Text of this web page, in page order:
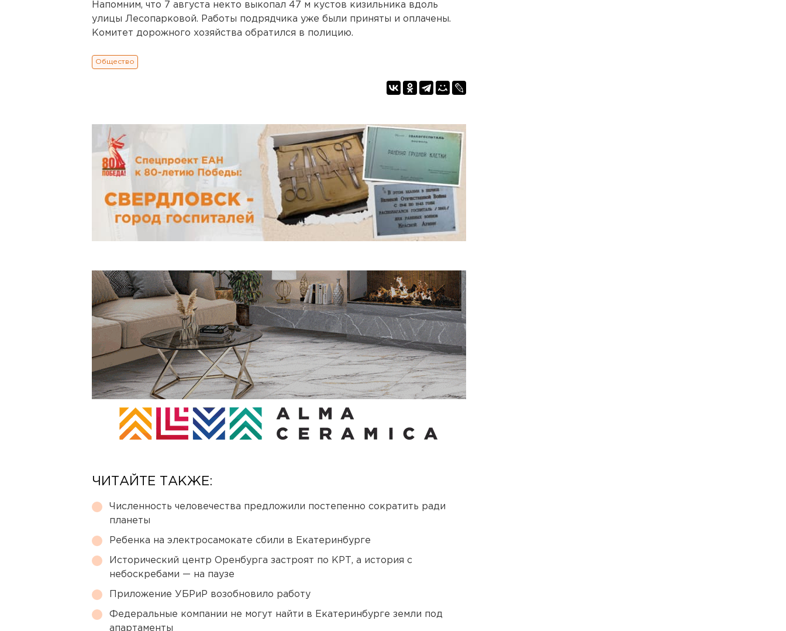
Напомним, что 7 августа некто выкопал 47 м кустов кизильника вдоль
улицы Лесопарковой. Работы подрядчика уже были приняты и оплачены.
Комитет дорожного хозяйства обратился в полицию.
Общество
ЧИТАЙТЕ ТАКЖЕ:
Численность человечества предложили постепенно сократить ради
планеты
Ребенка на электросамокате сбили в Екатеринбурге
Исторический центр Оренбурга застроят по КРТ, а история с
небоскребами — на паузе
Приложение УБРиР возобновило работу
Федеральные компании не могут найти в Екатеринбурге земли под
апартаменты